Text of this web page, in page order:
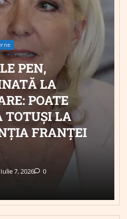
PEN,
LA
POATE
TOTUȘI LA
FRANȚEI
Iulie 7, 2026 0